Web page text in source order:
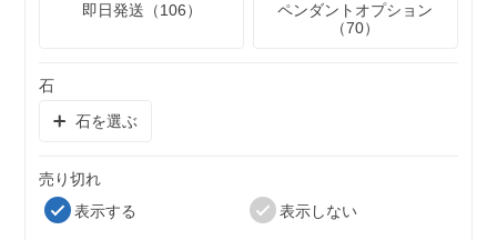
即日発送（106）
ペンダントオプション
（70）
石
石を選ぶ
売り切れ
表示する
表示しない